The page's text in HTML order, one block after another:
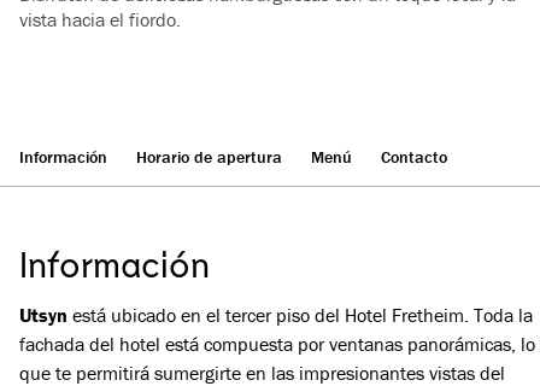
vista hacia el fiordo.
Información Horario de apertura Menú Contacto
Información
Utsyn está ubicado en el tercer piso del Hotel Fretheim. Toda la
fachada del hotel está compuesta por ventanas panorámicas, lo
que te permitirá sumergirte en las impresionantes vistas del